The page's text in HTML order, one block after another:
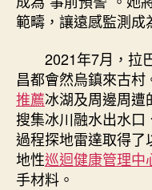
範疇，讓遠感監測成
2021年7月，拉
昌都會然烏鎮來古村
推薦冰湖及周邊周遭
搜集冰川融水出水口
過程探地雷達取得
地性巡迴健康管理中
手材料。